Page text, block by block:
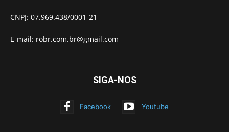
CNPJ: 07.969.438/0001-21
E-mail: robr.com.br@gmail.com
SIGA-NOS
Facebook Youtube